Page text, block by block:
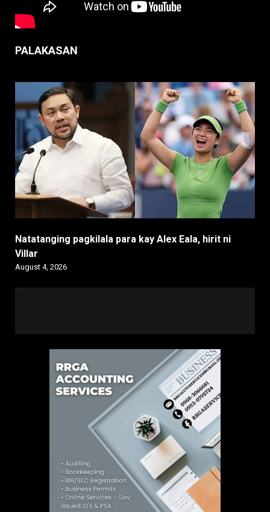
PALAKASAN
Natatanging pagkilala para kay Alex Eala, hirit ni
Villar
August 4, 2026